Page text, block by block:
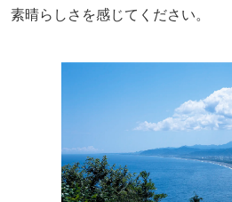
素晴らしさを感じてください。